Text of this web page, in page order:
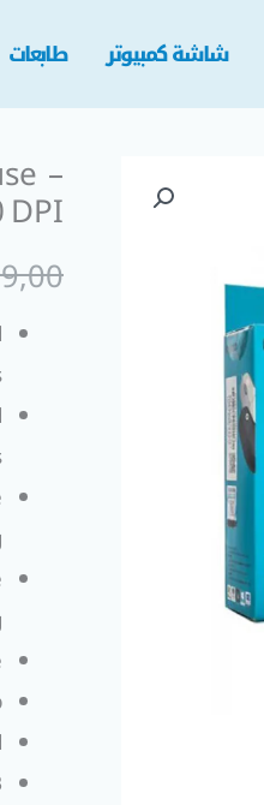
شاشة كمبيوتر طابعات
–